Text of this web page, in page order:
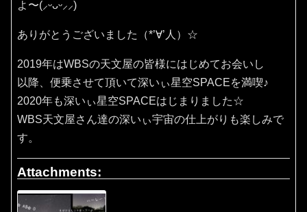
よ〜(⸝ᵕᴗᵕ⸝⸝)
ありがとうございました（*’∀’人）☆
2019年はWBSの天文屋の皆様にはじめてお会いし
以降、便乗させて頂いて深いぃ星空SPACEを満喫♪
2020年も深いぃ星空SPACEはじまりました☆
WBS天文屋さん達の深いぃ宇宙の仕上がりも楽しみで
す。
Attachments: